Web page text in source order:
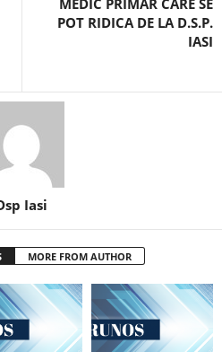
MEDIC PRIMAR CARE SE
POT RIDICA DE LA D.S.P.
IASI
Iasi
MORE FROM AUTHOR